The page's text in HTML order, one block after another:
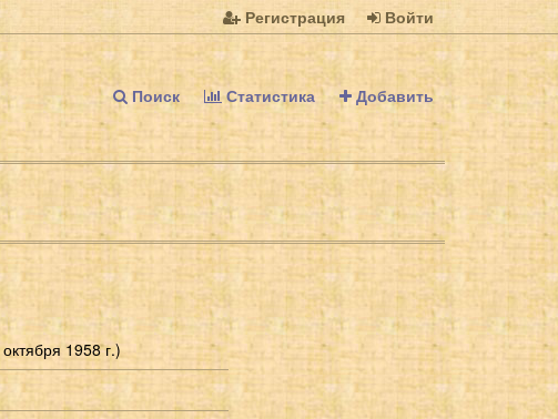
Регистрация Войти
Поиск Статистика Добавить
1958 г.)